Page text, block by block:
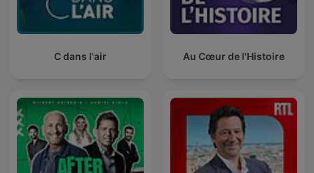
C dans l'air Au Cœur de l'Histoire